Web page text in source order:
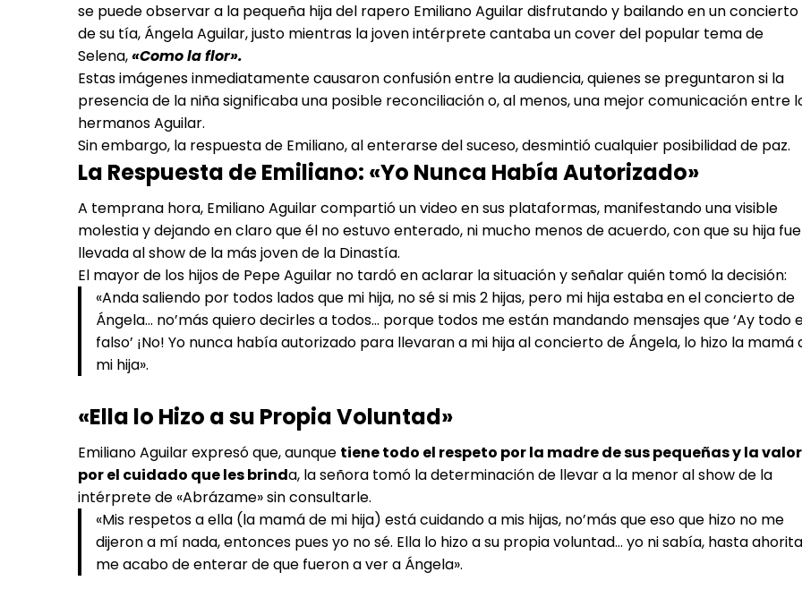
se puede observar a la pequeña hija del rapero Emiliano Aguilar disfrutando y bailando en un concierto
de su tía, Ángela Aguilar, justo mientras la joven intérprete cantaba un cover del popular tema de
Selena,«Como la flor».
Estas imágenes inmediatamente causaron confusión entre la audiencia, quienes se preguntaron si la
presencia de la niña significaba una posible reconciliación o, al menos, una mejor comunicación entre
hermanos Aguilar.
Sin embargo, la respuesta de Emiliano, al enterarse del suceso, desmintió cualquier posibilidad de paz.
La Respuesta de Emiliano: «Yo Nunca Había Autorizado»
A temprana hora, Emiliano Aguilar compartió un video en sus plataformas, manifestando una visible
molestia y dejando en claro que él no estuvo enterado, ni mucho menos de acuerdo, con que su hija
llevada al show de la más joven de la Dinastía.
El mayor de los hijos de Pepe Aguilar no tardó en aclarar la situación y señalar quién tomó la decisión:
«Anda saliendo por todos lados que mi hija, no sé si mis 2 hijas, pero mi hija estaba en el concierto de
Ángela… no’más quiero decirles a todos… porque todos me están mandando mensajes que ‘Ay todo
falso’ ¡No! Yo nunca había autorizado para llevaran a mi hija al concierto de Ángela, lo hizo la mamá
mi hija».
«Ella lo Hizo a su Propia Voluntad»
Emiliano Aguilar expresó que, aunque tiene todo el respeto por la madre de sus pequeñas y la
por el cuidado que les brinda, la señora tomó la determinación de llevar a la menor al show de la
intérprete de «Abrázame» sin consultarle.
«Mis respetos a ella (la mamá de mi hija) está cuidando a mis hijas, no’más que eso que hizo no me
dijeron a mí nada, entonces pues yo no sé. Ella lo hizo a su propia voluntad… yo ni sabía, hasta ahorita
me acabo de enterar de que fueron a ver a Ángela».